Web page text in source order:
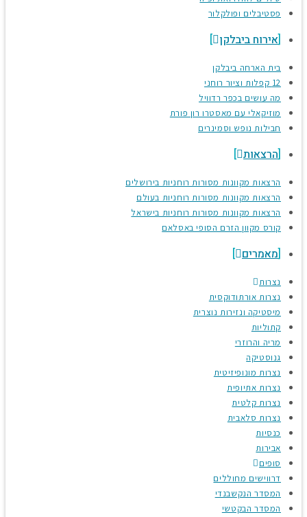
פסטיבלים ופולקלור
אירוח ביבלקן
בית הארחה ביבלקן
12 קפלות וציור רוחני
מה עושים בכפר רדוויל
מוזיקאלי עם מאסטרו רון פורת
חבילות נופש וסמינרים
הרצאות
הרצאות מקוונות מסורות רוחניות בירושלים
הרצאות מקוונות מסורות רוחניות בעולם
הרצאות מקוונות מסורות רוחניות בישראל
קורס מקוון הזרם הסופי באסלאם
מאמרים
נצרות
נצרות אורתודוקסית
מיסטיקה ונזירות נוצרית
קתוליות
מריה והרוזרי
גנוסטיקה
נצרות מונופיזיטית
נצרות אתיופית
נצרות קלטית
נצרות סלאבית
כנסיות
אבירות
סופים
דרווישים מחוללים
המסדר הנקשבנדי
המסדר הבקטשי